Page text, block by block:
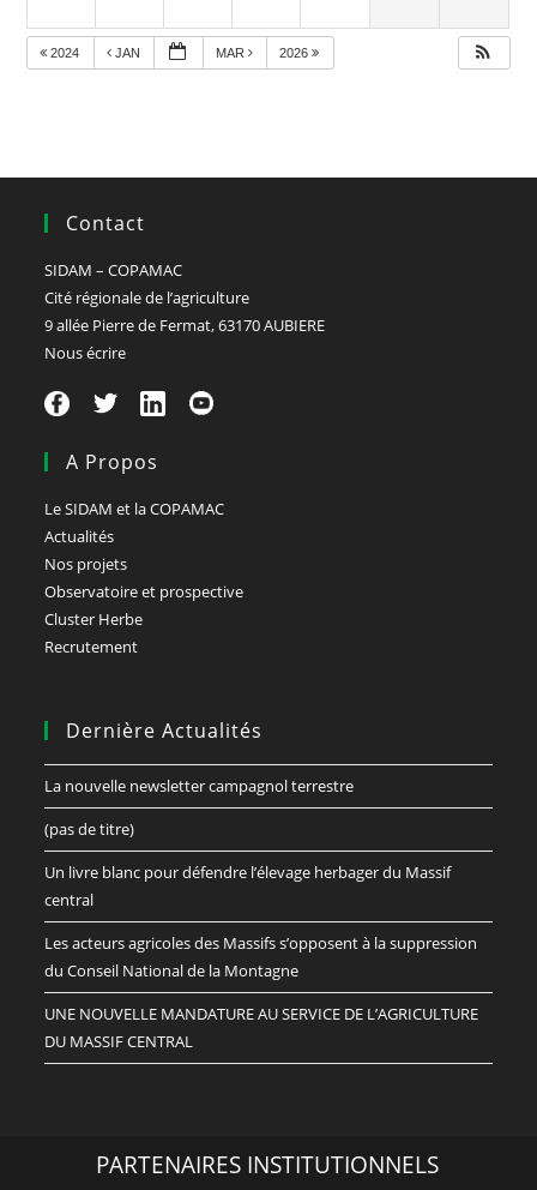
2024 JAN MAR 2026
Contact
SIDAM – COPAMAC
Cité régionale de l’agriculture
9 allée Pierre de Fermat, 63170 AUBIERE
Nous écrire
A Propos
Le SIDAM et la COPAMAC
Actualités
Nos projets
Observatoire et prospective
Cluster Herbe
Recrutement
Dernière Actualités
La nouvelle newsletter campagnol terrestre
(pas de titre)
Un livre blanc pour défendre l’élevage herbager du Massif
central
Les acteurs agricoles des Massifs s’opposent à la suppression
du Conseil National de la Montagne
UNE NOUVELLE MANDATURE AU SERVICE DE L’AGRICULTURE
DU MASSIF CENTRAL
PARTENAIRES INSTITUTIONNELS